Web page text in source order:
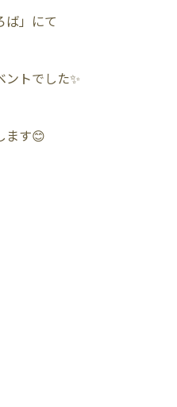
ば」にて
ントでした✨
ます😊